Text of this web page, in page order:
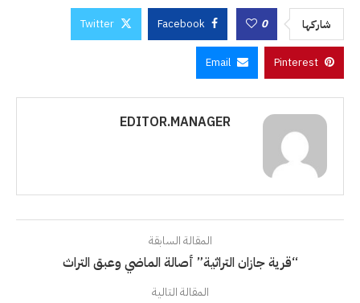
شاركها 0
Facebook
Twitter
Pinterest
Email
EDITOR.MANAGER
المقالة السابقة
“قرية جازان التراثية” أصالة الماضي وعبق التراث
المقالة التالية